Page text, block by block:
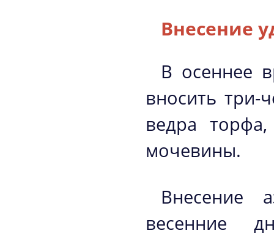
Внесение
В осеннее
вносить три-
ведра
мочевины.
Внесение
весенние